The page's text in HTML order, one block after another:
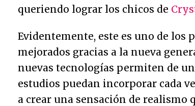
queriendo lograr los chicos de
Evidentemente, este es uno de los
mejorados gracias a la nueva
nuevas tecnologías permiten de
estudios puedan incorporar cada
a crear una sensación de realismo